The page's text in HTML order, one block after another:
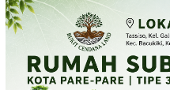
Loncat
ke